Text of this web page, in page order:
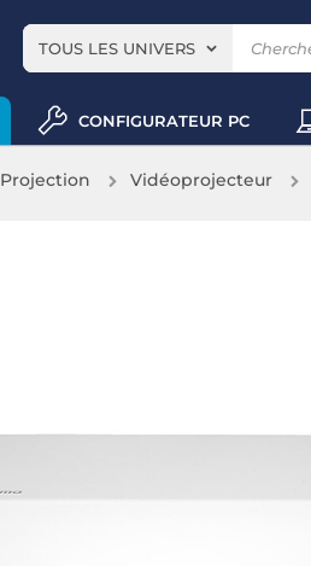
TOUS LES UNIVERS
CONFIGURATEUR PC
Projection Vidéoprojecteur